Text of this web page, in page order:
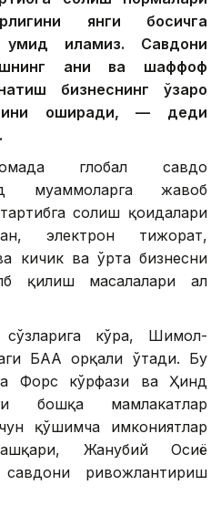
янги босқичга
қиламиз. Савдони
аниқ ва шаффоф
бизнеснинг ўзаро
оширади, — деди
глобал савдо
муаммоларга жавоб
солиш қоидалари
электрон тижорат,
кичик ва ўрта бизнесни
қилиш масалалари ҳал
кўра, Шимол-
БАА орқали ўтади. Бу
Форс кўрфази ва Ҳинд
бошқа мамлакатлар
қўшимча имкониятлар
Жанубий Осиё
ривожлантириш